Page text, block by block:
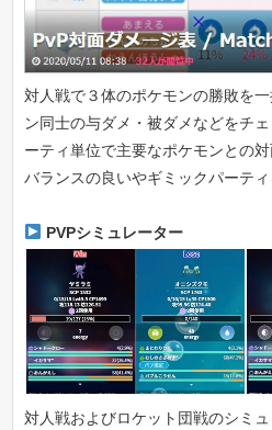
対人戦で３体のポケモンの勝敗を
ン同士の与ダメ・被ダメなどをチ
ーティ単位で主要なポケモンとの
バランスの良いやギミックパーティ
PVPシミュレーター
対人戦およびロケット団戦のシミ